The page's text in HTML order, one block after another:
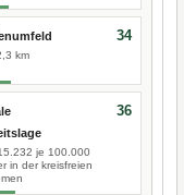
km
34
je 100.000
in der kreisfreien
36